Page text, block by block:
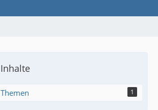
Inhalte
Themen 1